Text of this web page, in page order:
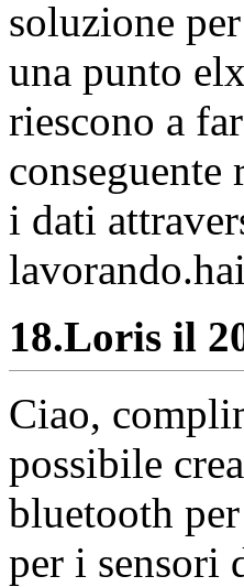
soluzione
una punto
riescono a
i dati
18.Loris il
Ciao,
possibile
bluetooth
per i sensori